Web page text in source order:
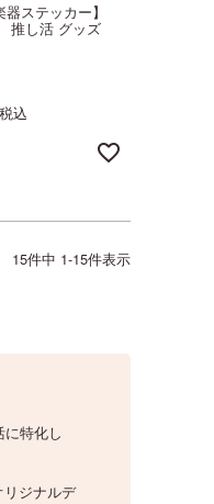
ステッカー】
推し活 グッズ
込
15件中 1-15件表示
特化し
ジナルデ